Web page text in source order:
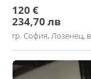
120 €
234,70 лв
гр. София, Лозенец,